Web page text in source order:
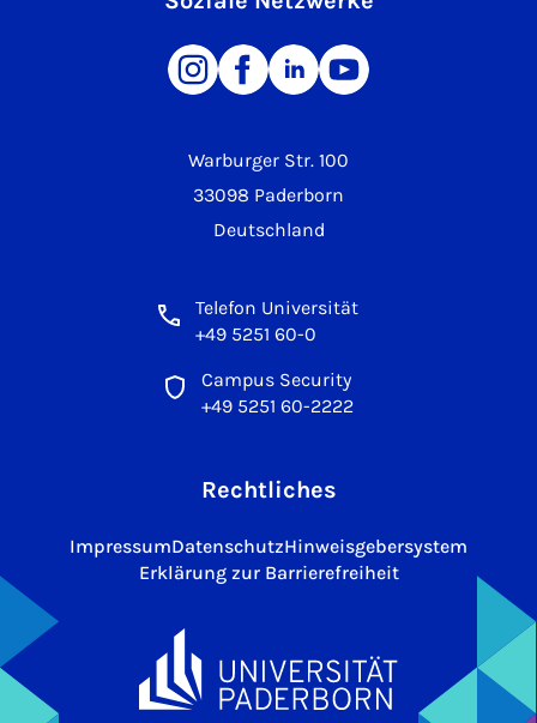
Warburger Str. 100
33098 Paderborn
Deutschland
Telefon Universität
+49 5251 60-0
Campus Security
+49 5251 60-2222
Rechtliches
ImpressumDatenschutzHinweisgebersystem
Erklärung zur Barrierefreiheit